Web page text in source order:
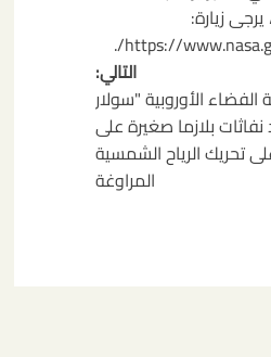
زيارة:
https://
التالي:
الأوروبية "سولار
بلازما صغيرة على
الرياح الشمسية
المراوغة